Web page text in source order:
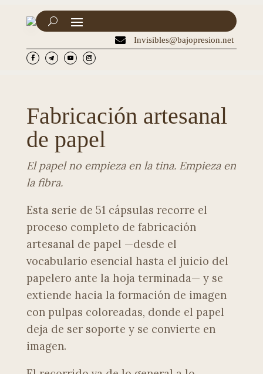
 Invisibles@bajopresion.net
Fabricación artesanal
de papel
El papel no empieza en la tina. Empieza en
la fibra.
Esta serie de 51 cápsulas recorre el
proceso completo de fabricación
artesanal de papel —desde el
vocabulario esencial hasta el juicio del
papelero ante la hoja terminada— y se
extiende hacia la formación de imagen
con pulpas coloreadas, donde el papel
deja de ser soporte y se convierte en
imagen.